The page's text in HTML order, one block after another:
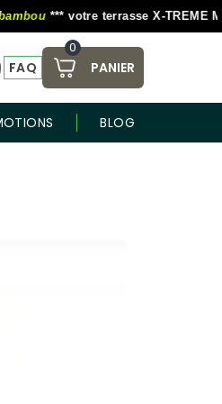
*** votre terrasse X-TREME MOSO
FAQ
0
PANIER
BLOG